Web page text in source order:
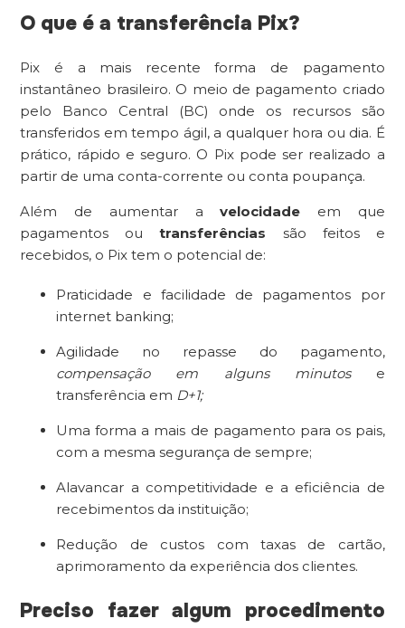
O que é a transferência Pix?
Pix é a mais recente forma de pagamento
instantâneo brasileiro. O meio de pagamento criado
pelo Banco Central (BC) onde os recursos são
transferidos em tempo ágil, a qualquer hora ou dia. É
prático, rápido e seguro. O Pix pode ser realizado a
partir de uma conta-corrente ou conta poupança.
Além de aumentar avelocidade em que
pagamentos outransferências são feitos e
recebidos, o Pix tem o potencial de:
Praticidade e facilidade de pagamentos por
internet banking;
Agilidade no repasse do pagamento,
compensação em alguns minutose
transferência em D+1;
Uma forma a mais de pagamento para os pais,
com a mesma segurança de sempre;
Alavancar a competitividade e a eficiência de
recebimentos da instituição;
Redução de custos com taxas de cartão,
aprimoramento da experiência dos clientes.
Preciso fazer algum procedimento